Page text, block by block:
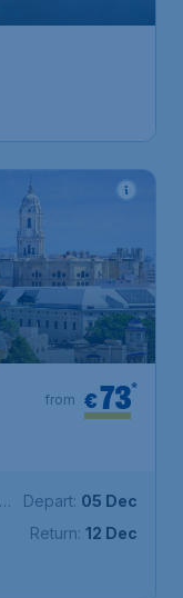
€73
from
Depart: 05 Dec
Return: 12 Dec